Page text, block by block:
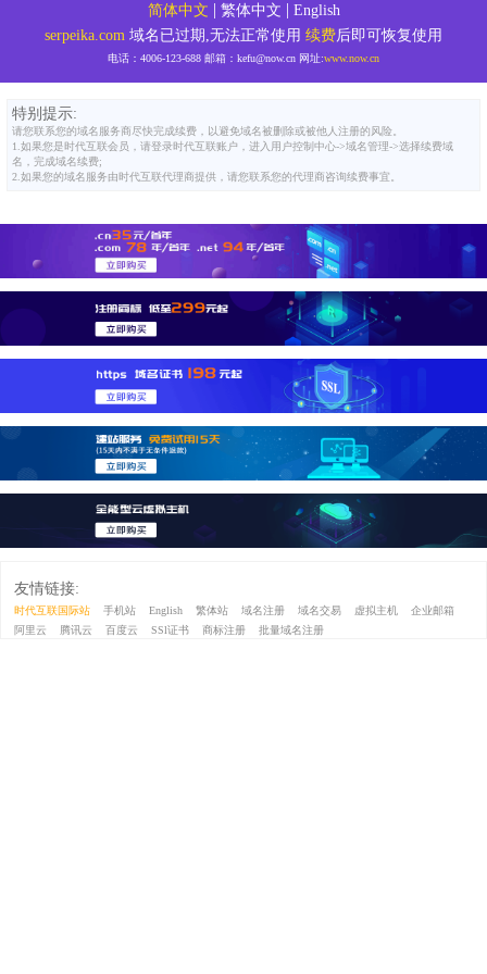
简体中文 | 繁体中文 | English
serpeika.com 域名已过期,无法正常使用 续费后即可恢复使用
电话： 4006-123-688 邮箱： kefu@now.cn 网址:www.now.cn
特别提示:
请您联系您的域名服务商尽快完成续费，以避免域名被删除或被他人注册的风险。
1.如果您是时代互联会员，请登录时代互联账户，进入用户控制中心->域名管理->选择续费域
名，完成域名续费;
2.如果您的域名服务由时代互联代理商提供，请您联系您的代理商咨询续费事宜。
友情链接:
时代互联国际站 手机站 English 繁体站 域名注册 域名交易 虚拟主机
企业邮箱
阿里云
腾讯云 百度云 SSl证书 商标注册 批量域名注册